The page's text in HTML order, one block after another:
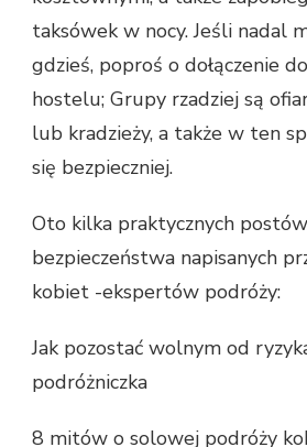
taksówek w nocy. Jeśli nadal
gdzieś, poproś o dołączenie
hostelu; Grupy rzadziej są
lub kradzieży, a także w ten
się bezpieczniej.
Oto kilka praktycznych
bezpieczeństwa napisanych
kobiet -ekspertów podróży:
Jak pozostać wolnym od
podróżniczka
8 mitów o solowej podróży